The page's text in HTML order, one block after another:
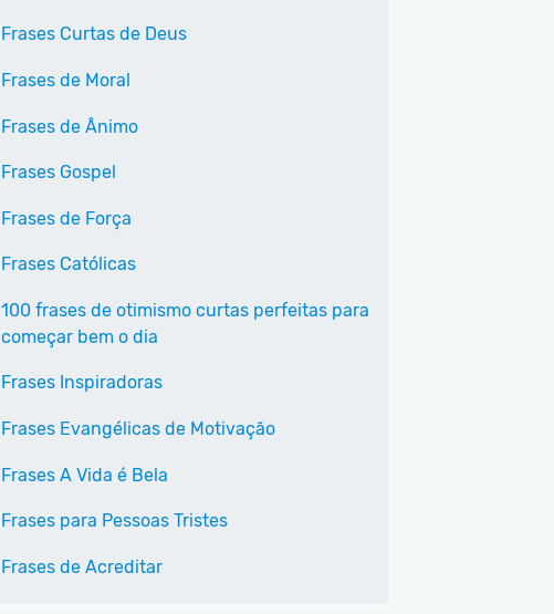
Frases Curtas de Deus
Frases de Moral
Frases de Ânimo
Frases Gospel
Frases de Força
Frases Católicas
100 frases de otimismo curtas perfeitas para
começar bem o dia
Frases Inspiradoras
Frases Evangélicas de Motivação
Frases A Vida é Bela
Frases para Pessoas Tristes
Frases de Acreditar